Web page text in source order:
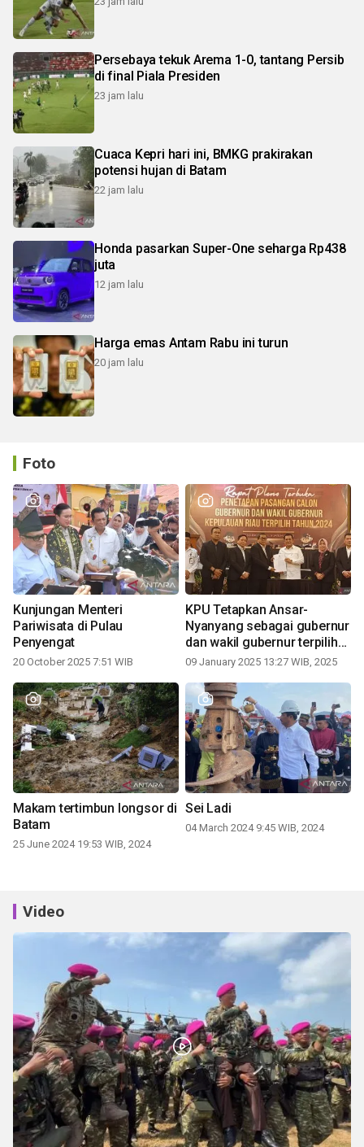
Persebaya tekuk Arema 1-0, tantang Persib
di final Piala Presiden
23 jam lalu
Cuaca Kepri hari ini, BMKG prakirakan
potensi hujan di Batam
22 jam lalu
Honda pasarkan Super-One seharga Rp438
juta
12 jam lalu
Harga emas Antam Rabu ini turun
20 jam lalu
Foto
Kunjungan Menteri
Pariwisata di Pulau
Penyengat
20 October 2025 7:51 WIB
KPU Tetapkan Ansar-
Nyanyang sebagai gubernur
dan wakil gubernur terpilih
periode 2025-2030
09 January 2025 13:27 WIB, 2025
Makam tertimbun longsor di
Batam
25 June 2024 19:53 WIB, 2024
Sei Ladi
04 March 2024 9:45 WIB, 2024
Video